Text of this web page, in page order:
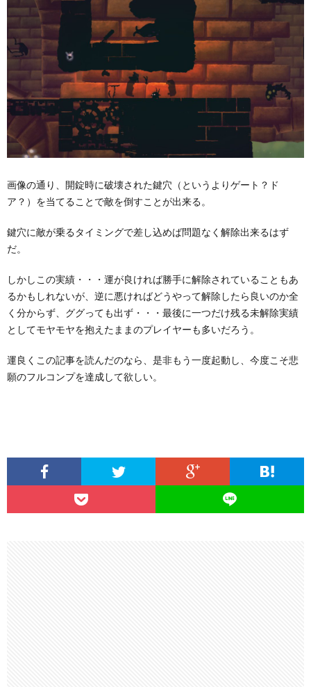
画像の通り、開錠時に破壊された鍵穴（というよりゲート？ド
ア？）を当てることで敵を倒すことが出来る。
鍵穴に敵が乗るタイミングで差し込めば問題なく解除出来るはず
だ。
しかしこの実績・・・運が良ければ勝手に解除されていることもあ
るかもしれないが、逆に悪ければどうやって解除したら良いのか全
く分からず、ググっても出ず・・・最後に一つだけ残る未解除実績
としてモヤモヤを抱えたままのプレイヤーも多いだろう。
運良くこの記事を読んだのなら、是非もう一度起動し、今度こそ悲
願のフルコンプを達成して欲しい。